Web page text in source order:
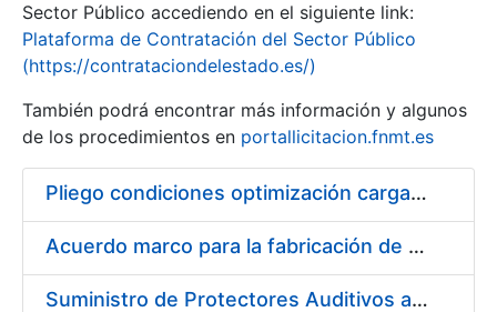
Sector Público accediendo en el siguiente link:
Plataforma de Contratación del Sector Público
(https://contrataciondelestado.es/)
También podrá encontrar más información y algunos
de los procedimientos en portallicitacion.fnmt.es
Pliego condiciones optimización cargas compras firmado
Acuerdo marco para la fabricación de piezas
Suministro de Protectores Auditivos a medida para las personas trabajadoras de los Centros de Trabajo de Madrid y Burgos